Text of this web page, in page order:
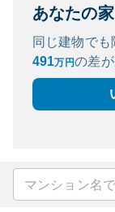
あなたの
同じ建物でも
491万円の差